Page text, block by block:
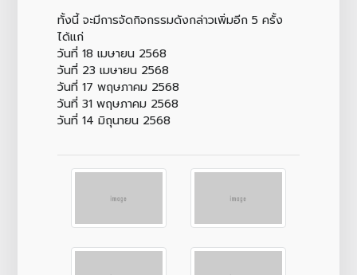
ทั้งนี้ จะมีการจัดกิจกรรมดังกล่าวเพิ่มอีก 5 ครั้ง
ได้แก่
วันที่ 18 เมษายน 2568
วันที่ 23 เมษายน 2568
วันที่ 17 พฤษภาคม 2568
วันที่ 31 พฤษภาคม 2568
วันที่ 14 มิถุนายน 2568